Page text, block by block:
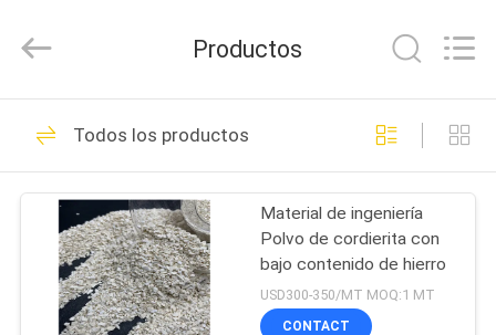
HOGAR
PRODUCTOS
SOBRE
NOSOTROS
Copyright
2025
Industrial
Limited.
Rights
Brown fundió el
alúmina
47
Productos
Todos los productos
Material de ingeniería
Polvo de cordierita con
bajo contenido de hierro
USD300-350/MT MOQ:1 MT
CONTACT